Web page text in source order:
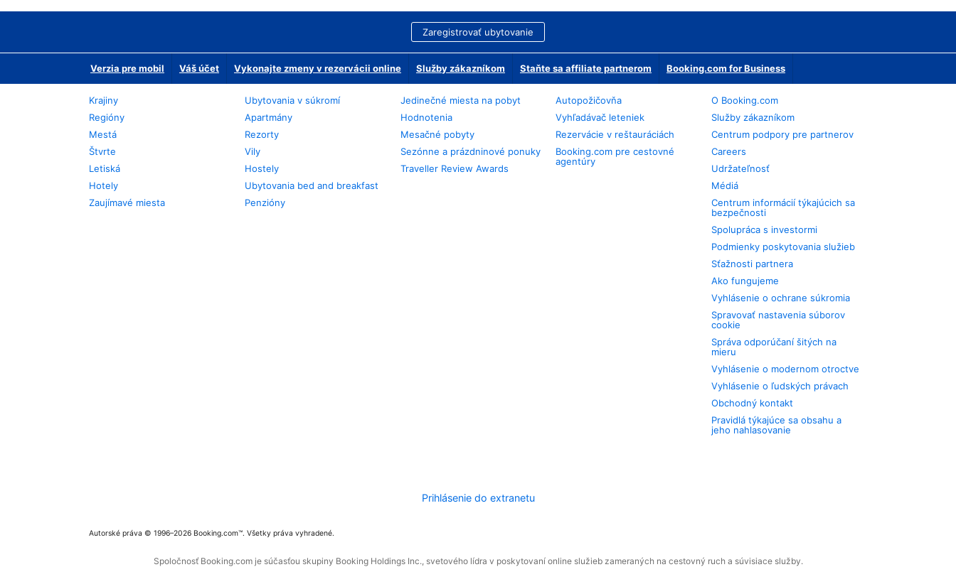
Zaregistrovať ubytovanie
Verzia pre mobil Váš účet Vykonajte zmeny v rezervácii online Služby zákazníkom Staňte sa affiliate partnerom Booking.com for Business
Krajiny
Regióny
Mestá
Štvrte
Letiská
Hotely
Zaujímavé miesta
Ubytovania v súkromí
Apartmány
Rezorty
Vily
Hostely
Ubytovania bed and breakfast
Penzióny
Jedinečné miesta na pobyt
Hodnotenia
Mesačné pobyty
Sezónne a prázdninové ponuky
Traveller Review Awards
Autopožičovňa
Vyhľadávač leteniek
Rezervácie v reštauráciách
Booking.com pre cestovné
agentúry
O Booking.com
Služby zákazníkom
Centrum podpory pre partnerov
Careers
Udržateľnosť
Médiá
Centrum informácií týkajúcich sa
bezpečnosti
Spolupráca s investormi
Podmienky poskytovania služieb
Sťažnosti partnera
Ako fungujeme
Vyhlásenie o ochrane súkromia
Spravovať nastavenia súborov
cookie
Správa odporúčaní šitých na
mieru
Vyhlásenie o modernom otroctve
Vyhlásenie o ľudských právach
Obchodný kontakt
Pravidlá týkajúce sa obsahu a
jeho nahlasovanie
Prihlásenie do extranetu
Autorské práva © 1996–2026 Booking.com™. Všetky práva vyhradené.
Spoločnosť Booking.com je súčasťou skupiny Booking Holdings Inc., svetového lídra v poskytovaní online služieb zameraných na cestovný ruch a súvisiace služby.